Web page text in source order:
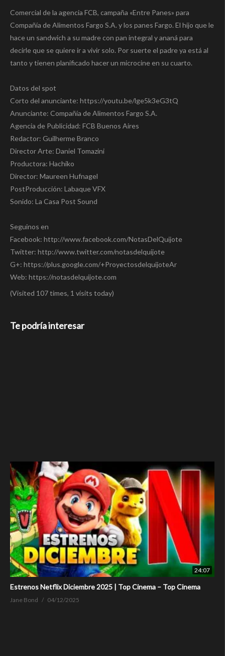
Comercial de la agencia FCB, campaña «Entre Panes» para
Compañía de Alimentos Fargo S.A. y los panes Fargo. El hijo que le
hace un sandwich a su madre con pan integral y ananá para
decirle que se quiere ir a vivir solo. Por suerte el padre ya está al
tanto y tienen planificado hacer un microcine en su cuarto.
Datos del spot
Corto del anunciante: https://youtu.be/lge5k3eG3tQ
Anunciante: Compañía de Alimentos Fargo S.A.
Agencia de Publicidad: FCB Buenos Aires
Redactor: Guilherme Branco
Director Arte: Daniel Tomazini
Productora: Hachiko
Director: Maureen Hufnagel
PostProducción: Labaque VFX
Sonido: La Casa Post Sound
Seguinos en
Facebook: http://www.facebook.com/NotasDelQuijote
Twitter: http://www.twitter.com/notasdelquijote
G+: https://plus.google.com/+ProyectosdelquijoteAr
Web: https://notasdelquijote.com
(Visited 107 times, 1 visits today)
Te podría interesar
24:07
Estrenos Netflix Diciembre 2025 | Top Cinema – Top Cinema
Jane Bond 04/12/2025